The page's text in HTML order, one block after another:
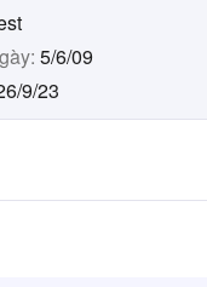
5/6/09
9/23